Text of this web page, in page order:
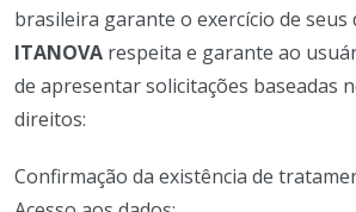
brasileira garante o exercício de seus
ITANOVA respeita e garante ao
de apresentar solicitações baseadas
direitos:
Confirmação da existência de